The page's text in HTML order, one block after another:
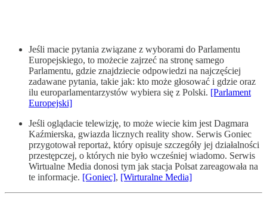
Jeśli macie pytania związane z wyborami do Parlamentu
Europejskiego, to możecie zajrzeć na stronę samego
Parlamentu, gdzie znajdziecie odpowiedzi na najczęściej
zadawane pytania, takie jak: kto może głosować i gdzie oraz
ilu europarlamentarzystów wybiera się z Polski. [Parlament
Europejski]
Jeśli oglądacie telewizję, to może wiecie kim jest Dagmara
Kaźmierska, gwiazda licznych reality show. Serwis Goniec
przygotował reportaż, który opisuje szczegóły jej działalności
przestępczej, o których nie było wcześniej wiadomo. Serwis
Wirtualne Media donosi tym jak stacja Polsat zareagowała na
te informacje. [Goniec], [Wirturalne Media]